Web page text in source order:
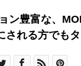
ン豊富な、
される方でも